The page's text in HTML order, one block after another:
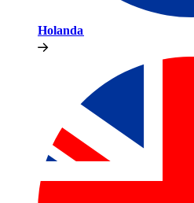
Holanda​​